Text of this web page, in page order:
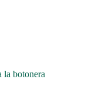
la botonera